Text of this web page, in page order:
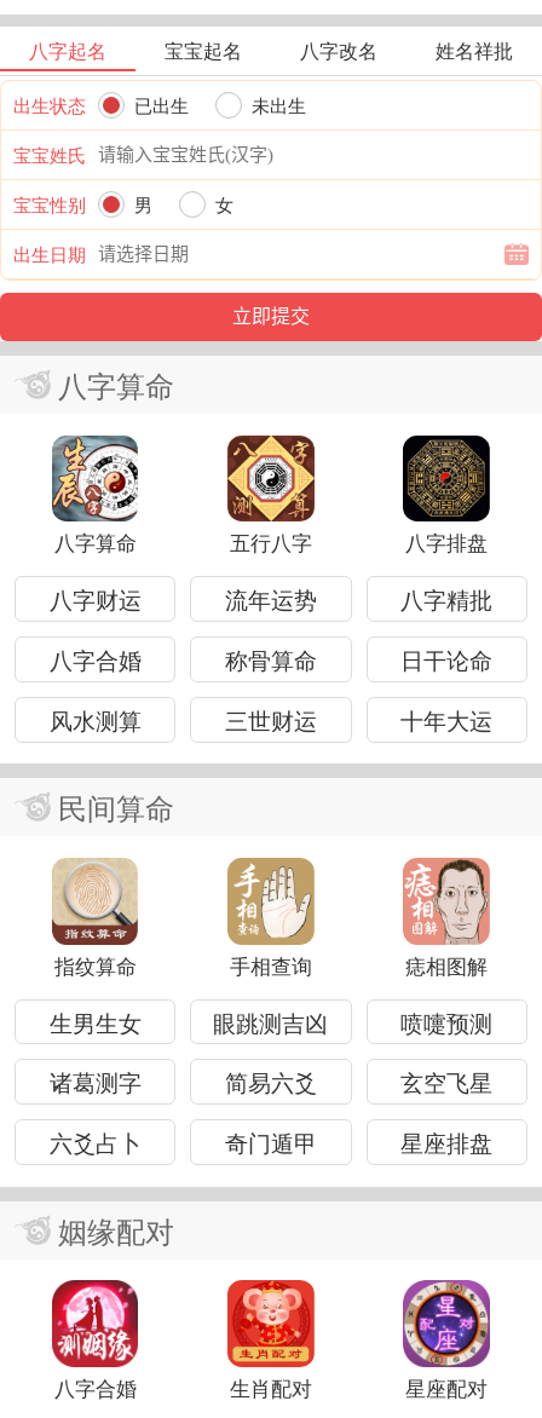
八字起名 宝宝起名 八字改名 姓名祥批
出生状态 已出生
未出生
宝宝姓氏
宝宝性别
男
女
出生日期
八字算命
八字算命 五行八字 八字排盘
八字财运 流年运势
八字精批
八字合婚
称骨算命
日干论命
风水测算
三世财运 十年大运
民间算命
指纹算命 手相查询 痣相图解
生男生女 眼跳测吉凶
喷嚏预测
诸葛测字
简易六爻
玄空飞星
六爻占卜
奇门遁甲 星座排盘
姻缘配对
八字合婚 生肖配对 星座配对